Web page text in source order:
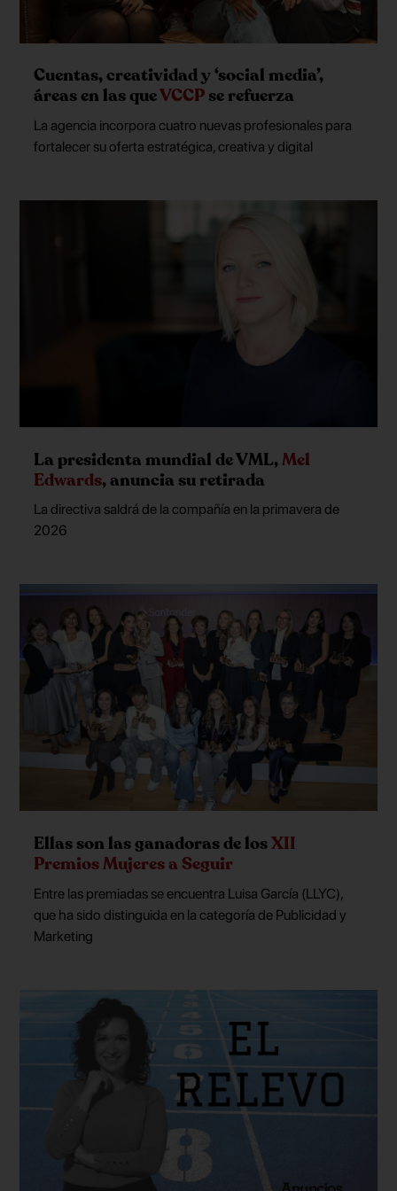
Cuentas, creatividad y ‘social media’,
áreas en las queVCCPse refuerza
La agencia incorpora cuatro nuevas profesionales para
fortalecer su oferta estratégica, creativa y digital
La presidenta mundial de VML,Mel
Edwards, anuncia su retirada
La directiva saldrá de la compañía en la primavera de
2026
Ellas son las ganadoras de losXII
Premios Mujeres a Seguir
Entre las premiadas se encuentra Luisa García (LLYC),
que ha sido distinguida en la categoría de Publicidad y
Marketing